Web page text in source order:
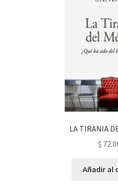
LA TIRANIA
$
Añadir al